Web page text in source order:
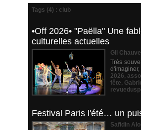
Tags (4) : club
•Off 2026• "Paëlla" Une
culturelles actuelles
Gil
Très
2026, asso
fête,
Festival Paris l'été… un
Safidin